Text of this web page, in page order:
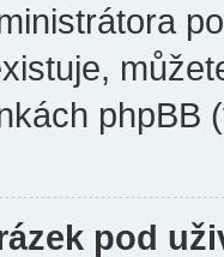
phpBB
pod